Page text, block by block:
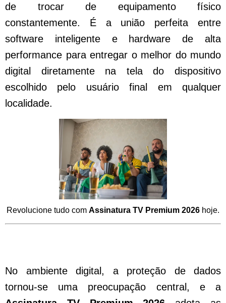
de trocar de equipamento físico
constantemente. É a união perfeita entre
software inteligente e hardware de alta
performance para entregar o melhor do mundo
digital diretamente na tela do dispositivo
escolhido pelo usuário final em qualquer
localidade.
Revolucione tudo com Assinatura TV Premium 2026 hoje.
No ambiente digital, a proteção de dados
tornou-se uma preocupação central, e a